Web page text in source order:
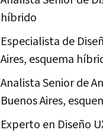
híbrido
Especialista de
Aires, esquema
Analista Senior de
Buenos Aires,
Experto en Diseño